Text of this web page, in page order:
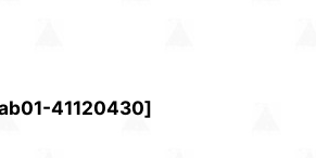
41120430]